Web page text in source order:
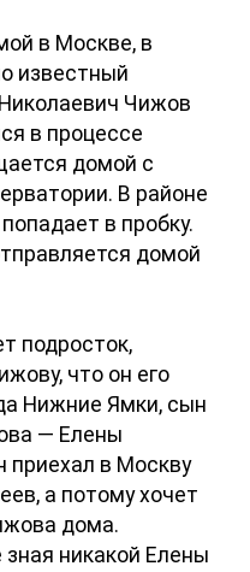
в Москве, в
известный
Чижов
в процессе
домой с
В районе
в пробку.
домой
подросток,
что он его
Нижние Ямки, сын
— Елены
приехал в Москву
а потому хочет
дома.
никакой Елены